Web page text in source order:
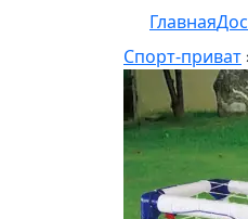
Главная
Спорт-приват